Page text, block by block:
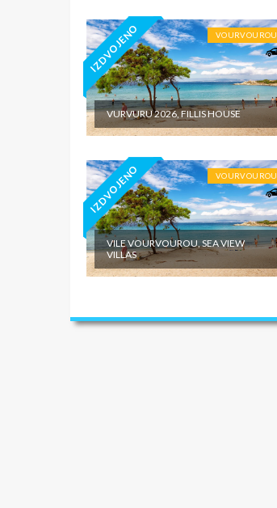
IZDVOJENO VOURVOUROU
VURVURU 2026, FILLIS HOUSE
IZDVOJENO VOURVOUROU
VILE VOURVOUROU, SEA VIEW
VILLAS